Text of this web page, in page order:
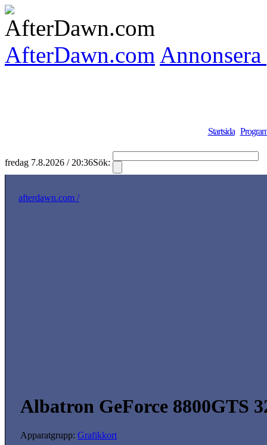
AfterDawn.com
Startsida
fredag 7.8.2026 / 20:36Sök:
afterdawn.com /
Albatron GeForce 8800GTS
Apparatgrupp: Grafikkort